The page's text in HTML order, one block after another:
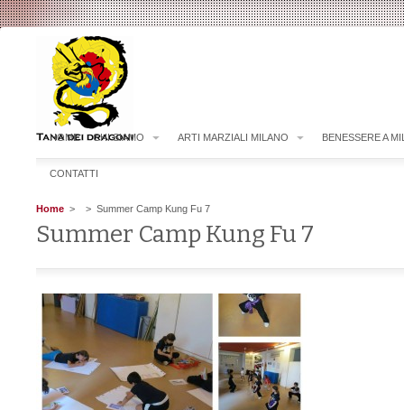
HOME CHI SIAMO ARTI MARZIALI MILANO BENESSERE A
CONTATTI
Home > > Summer Camp Kung Fu 7
Summer Camp Kung Fu 7